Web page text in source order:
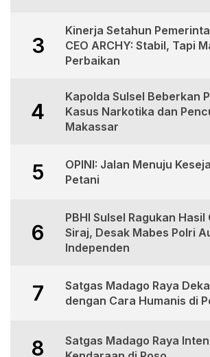
3
Kinerja Setahun
CEO ARCHY: Stabil, Tapi
Perbaikan
4
Kapolda Sulsel Beberkan
Kasus Narkotika dan
Makassar
5
OPINI: Jalan Menuju
Petani
6
PBHI Sulsel Ragukan
Siraj, Desak Mabes Polri
Independen
7
Satgas Madago Raya
dengan Cara Humanis di
8
Satgas Madago Raya